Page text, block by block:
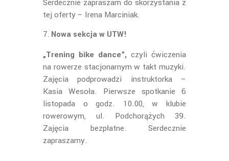
Serdecznie zapraszam do skorzystania z
tej oferty – Irena Marciniak.
Nowa sekcja w UTW!
„Trening bike dance”, czyli ćwiczenia
na rowerze stacjonarnym w takt muzyki.
Zajęcia podprowadzi instruktorka –
Kasia Wesoła. Pierwsze spotkanie 6
listopada o godz. 10.00, w klubie
rowerowym, ul. Podchorążych 39.
Zajęcia bezpłatne. Serdecznie
zapraszamy.